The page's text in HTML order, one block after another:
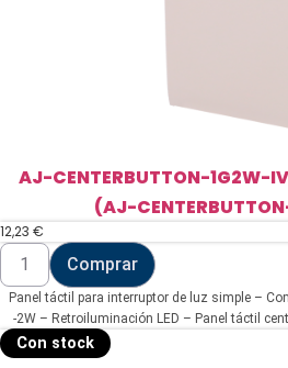
AJ-CENTERBUTTON-1G2W-
(AJ-
12,23 €
AJ-
CENTERBUTTON-
1G2W-
IVO
Ajax
Smart
Home
Comprar
Panel táctil para interruptor de luz simple –
-2W – Retroiluminación LED – Panel táctil
Con stock